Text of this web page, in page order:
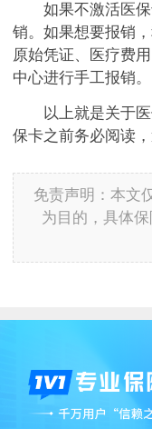
如果不激活医保
销。如果想要报销
原始凭证、医疗费
中心进行手工报销。
以上就是关于医
保卡之前务必阅读
免责声明：本文
为目的，具体